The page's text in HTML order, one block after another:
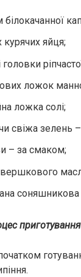
білокачанної
курячих яйця;
ложок
ложка солі;
свіжа зелень
– за смаком;
приготування